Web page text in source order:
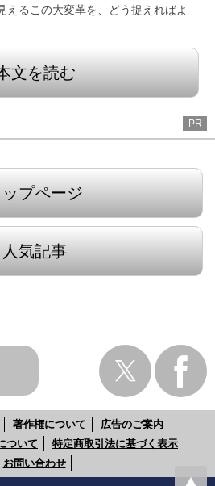
えるこの大変革を、どう捉えればよ
文を読む
PR
ップページ
人気記事
著作権について
広告のご案内
ついて
特定商取引法に基づく表示
お問い合わせ